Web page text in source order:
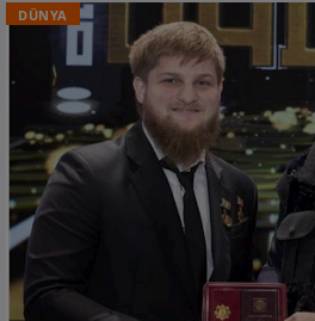
DÜNYA